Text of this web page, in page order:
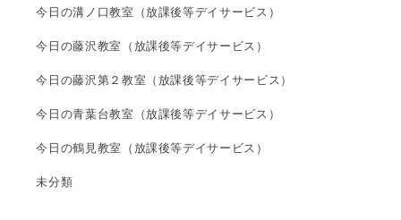
今日の溝ノ口教室（放課後等デイサービス）
今日の藤沢教室（放課後等デイサービス）
今日の藤沢第２教室（放課後等デイサービス）
今日の青葉台教室（放課後等デイサービス）
今日の鶴見教室（放課後等デイサービス）
未分類